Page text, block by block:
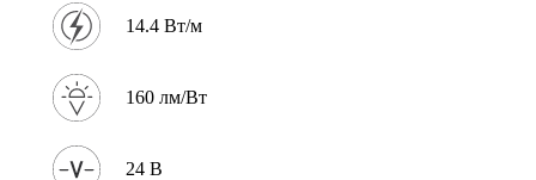
14.4 Вт/м
160 лм/Вт
24 В